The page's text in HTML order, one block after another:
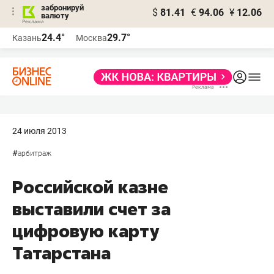
забронируй
валюту
$ 81.41 € 94.06 ¥ 12.06
Казань24.4° Москва29.7°
24 июля 2013
#арбитраж
Российской казне
выставили счет за
цифровую карту
Татарстана